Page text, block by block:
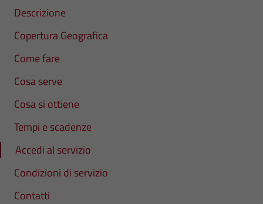
Descrizione
Copertura Geografica
Come fare
Cosa serve
Cosa si ottiene
Tempi e scadenze
Accedi al servizio
Condizioni di servizio
Contatti